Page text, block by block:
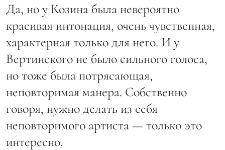
Да, но у Козина была невероятно
красивая интонация, очень чувственная,
характерная только для него. И у
Вертинского не было сильного голоса,
но тоже была потрясающая,
неповторимая манера. Собственно
говоря, нужно делать из себя
неповторимого артиста — только это
интересно.